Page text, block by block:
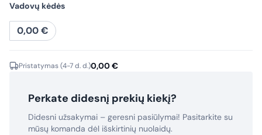
Vadovų kėdės
0,00€
Pristatymas (4-7 d. d.)0,00€
Perkate didesnį prekių kiekį?
Didesni užsakymai – geresni pasiūlymai! Pasitarkite su
mūsų komanda dėl išskirtinių nuolaidų.